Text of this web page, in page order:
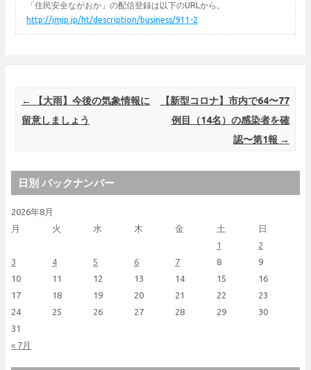
「住民安全ながおか」の配信登録は以下のURLから。
http://jmjp.jp/ht/description/business/911-2
Post navigation
←
【大雨】今後の気象情報に
留意しましょう
【新型コロナ】市内で64〜77
例目（14名）の感染者を確
認〜第1報 →
日別 バックナンバー
2026年8月
月
火 水 木 金 土 日
« 7月
1
2
3
4 5 6 7 8
9
10
11 12 13 14 15
16
17
18 19 20 21 22
23
24
25 26 27 28 29
30
31